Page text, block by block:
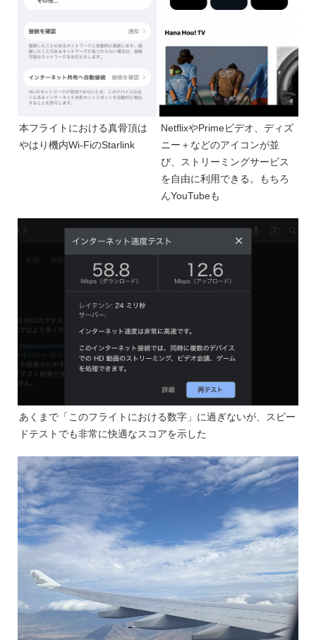
本フライトにおける真骨頂は
やはり機内Wi-FiのStarlink
NetflixやPrimeビデオ、ディズ
ニー＋などのアイコンが並
び、ストリーミングサービス
を自由に利用できる。もちろ
んYouTubeも
あくまで「このフライトにおける数字」に過ぎないが、スピー
ドテストでも非常に快適なスコアを示した